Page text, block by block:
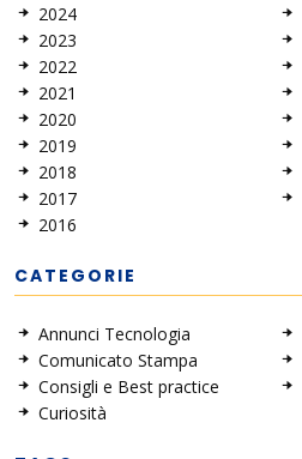
2024
2023
2022
2021
2020
2019
2018
2017
2016
CATEGORIE
Annunci Tecnologia
Comunicato Stampa
Consigli e Best practice
Curiosità